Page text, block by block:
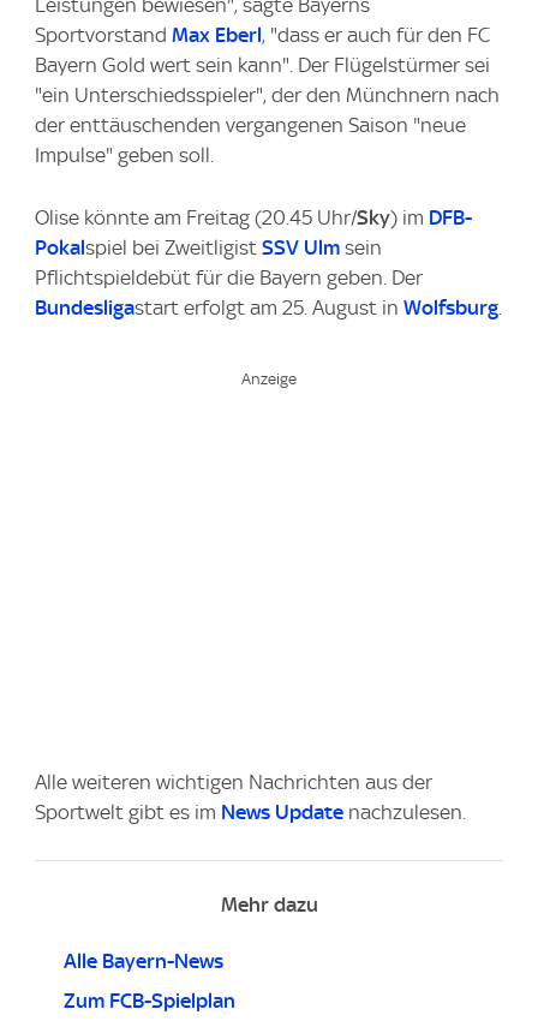
Sportvorstand Max Eberl, "dass er auch für den FC
Bayern Gold wert sein kann". Der Flügelstürmer sei
"ein Unterschiedsspieler", der den Münchnern nach
der enttäuschenden vergangenen Saison "neue
Impulse" geben soll.
Olise könnte am Freitag (20.45 Uhr/Sky) im DFB-
Pokalspiel bei Zweitligist SSV Ulm sein
Pflichtspieldebüt für die Bayern geben. Der
Bundesligastart erfolgt am 25. August in Wolfsburg
Alle weiteren wichtigen Nachrichten aus der
Sportwelt gibt es im News Update nachzulesen.
Mehr dazu
Alle Bayern-News
Zum FCB-Spielplan